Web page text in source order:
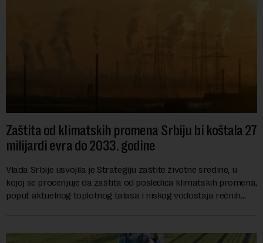
Zaštita od klimatskih promena Srbiju bi koštala 27
milijardi evra do 2033. godine
Vlada Srbije usvojila je Strategiju zaštite životne sredine, u
kojoj se procenjuje da zaštita od posledica klimatskih promena,
poput aktuelnog toplotnog talasa i niskog vodostaja rečnih